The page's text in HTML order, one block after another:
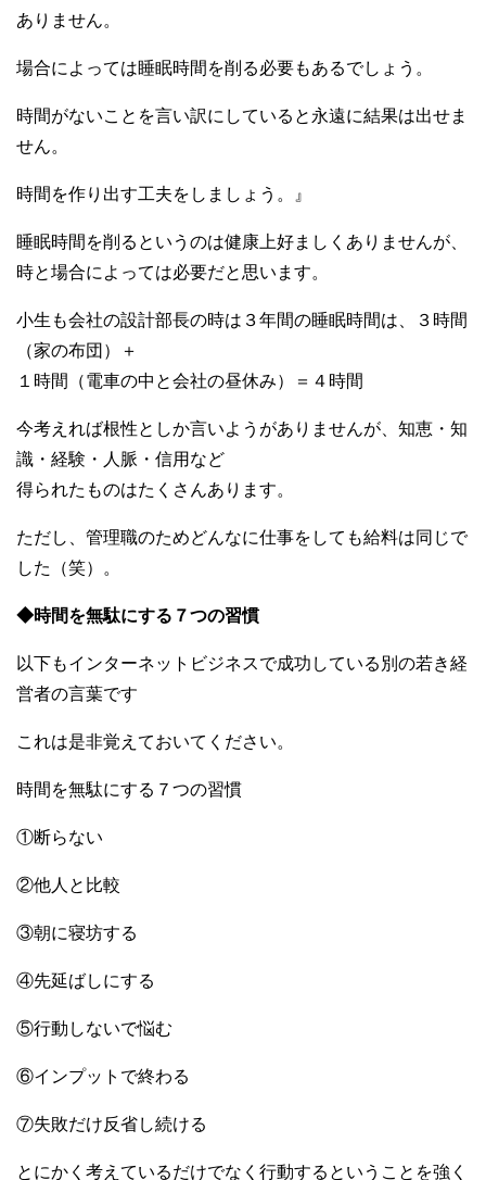
ありません。
場合によっては睡眠時間を削る必要もあるでしょう。
時間がないことを言い訳にしていると永遠に結果は出せま
せん。
時間を作り出す工夫をしましょう。』
睡眠時間を削るというのは健康上好ましくありませんが、
時と場合によっては必要だと思います。
小生も会社の設計部長の時は３年間の睡眠時間は、３時間
（家の布団）＋
１時間（電車の中と会社の昼休み）＝４時間
今考えれば根性としか言いようがありませんが、知恵・知
識・経験・人脈・信用など
得られたものはたくさんあります。
ただし、管理職のためどんなに仕事をしても給料は同じで
した（笑）。
◆時間を無駄にする７つの習慣
以下もインターネットビジネスで成功している別の若き経
営者の言葉です
これは是非覚えておいてください。
時間を無駄にする７つの習慣
①断らない
②他人と比較
③朝に寝坊する
④先延ばしにする
⑤行動しないで悩む
⑥インプットで終わる
⑦失敗だけ反省し続ける
とにかく考えているだけでなく行動するということを強く